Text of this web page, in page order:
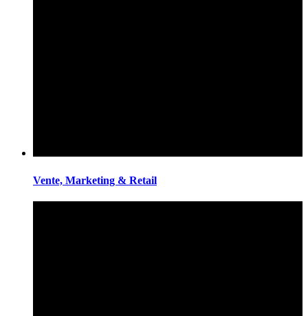
Vente, Marketing & Retail